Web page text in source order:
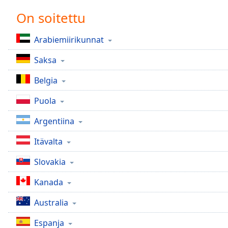
Chapters
Descriptions
descriptions
off,
selected
Subtitles
subtitles
settings,
opens
subtitles
settings
dialog
subtitles
off
selected
On soitettu
Arabiemiirikunnat
Saksa
Belgia
Puola
Argentiina
Itävalta
Slovakia
Kanada
Australia
Espanja